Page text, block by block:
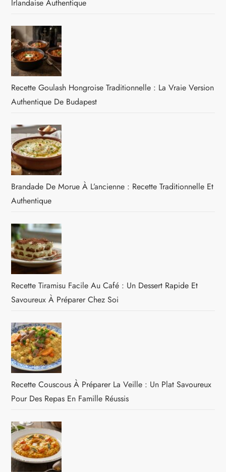
Irlandaise Authentique
Recette Goulash Hongroise Traditionnelle : La Vraie Version
Authentique De Budapest
Brandade De Morue À L’ancienne : Recette Traditionnelle Et
Authentique
Recette Tiramisu Facile Au Café : Un Dessert Rapide Et
Savoureux À Préparer Chez Soi
Recette Couscous À Préparer La Veille : Un Plat Savoureux
Pour Des Repas En Famille Réussis